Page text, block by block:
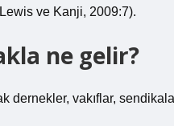
ve Kanji, 2009:7).
ne gelir?
dernekler, vakıflar,